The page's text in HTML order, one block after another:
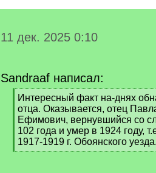
11 дек. 2025 0:10
Sandraaf написал:
[
q
]
Интересный факт на-днях
отца. Оказывается, отец
Ефимович, вернувшийся со
102 года и умер в 1924 году,
1917-1919 г. Обоянского
[